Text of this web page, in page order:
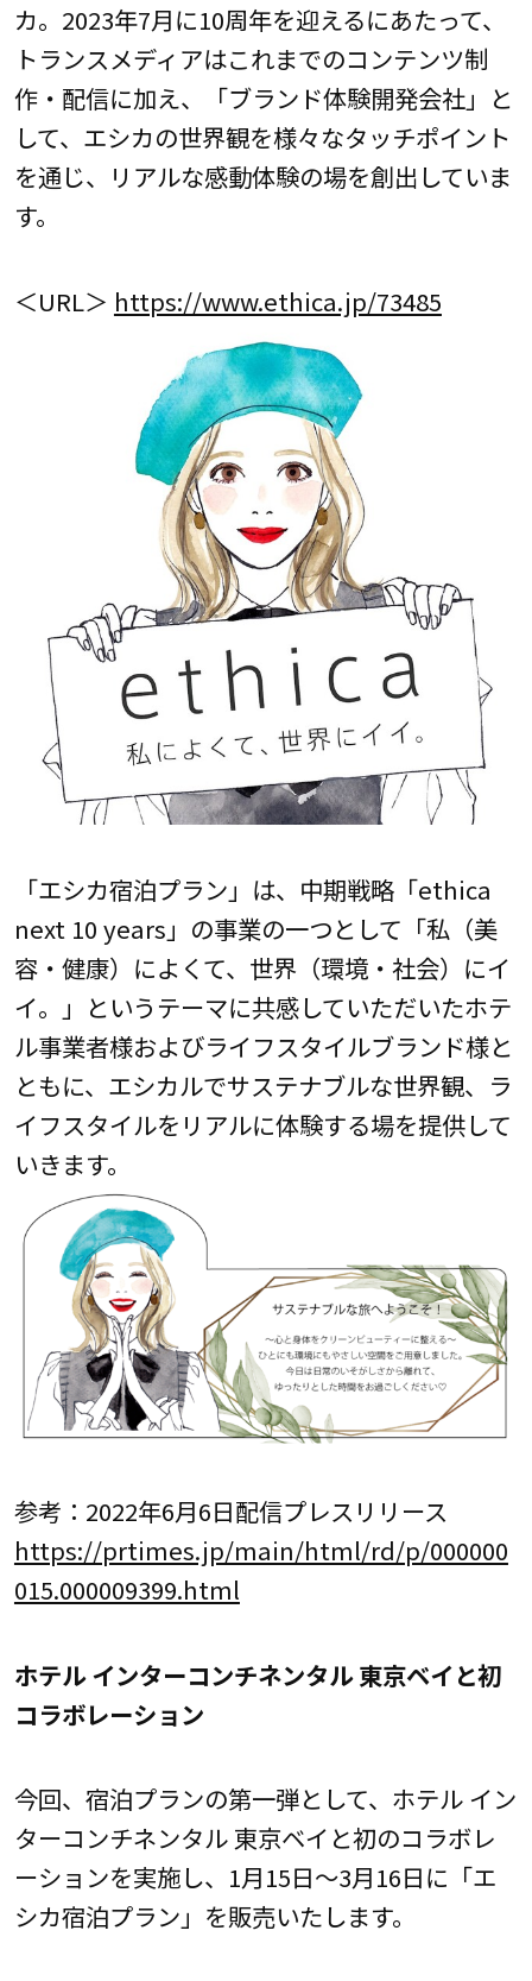
カ。2023年7月に10周年を迎えるにあたって、
トランスメディアはこれまでのコンテンツ制
作・配信に加え、「ブランド体験開発会社」と
して、エシカの世界観を様々なタッチポイント
を通じ、リアルな感動体験の場を創出していま
す。
＜URL＞ https://www.ethica.jp/73485
「エシカ宿泊プラン」は、中期戦略「ethica
next 10 years」の事業の一つとして「私（美
容・健康）によくて、世界（環境・社会）にイ
イ。」というテーマに共感していただいたホテ
ル事業者様およびライフスタイルブランド様と
ともに、エシカルでサステナブルな世界観、ラ
イフスタイルをリアルに体験する場を提供して
いきます。
参考：2022年6月6日配信プレスリリース
https://prtimes.jp/main/html/rd/p/000000
015.000009399.html
ホテル インターコンチネンタル 東京ベイと初
コラボレーション
今回、宿泊プランの第一弾として、ホテル イン
ターコンチネンタル 東京ベイと初のコラボレ
ーションを実施し、1月15日～3月16日に「エ
シカ宿泊プラン」を販売いたします。